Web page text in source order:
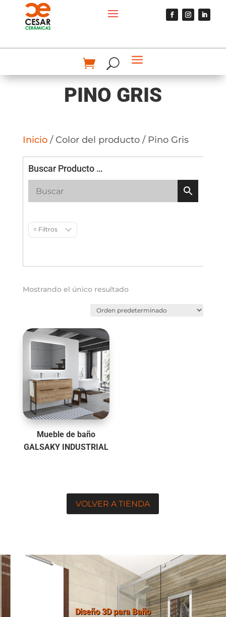
PINO GRIS
Inicio/ Color del producto / Pino Gris
Buscar Producto …
= Filtros
Mostrando el único resultado
Mueble de baño
GALSAKY INDUSTRIAL
VOLVER A TIENDA
Diseño 3D para Baño